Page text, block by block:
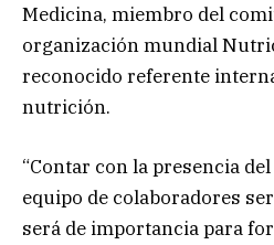
Medicina, miembro del
organización mundial
reconocido referente
nutrición.
“Contar con la presencia
equipo de colaboradores
será de importancia para